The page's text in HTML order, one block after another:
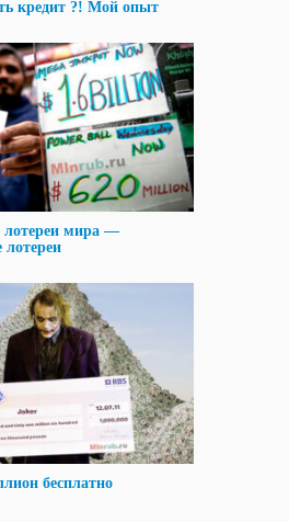
кредит ?! Мой опыт
лотереи мира —
бесплатно